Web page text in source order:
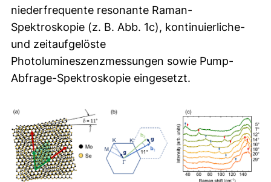
niederfrequente resonante Raman-
Spektroskopie (z. B. Abb. 1c), kontinuierliche-
und zeitaufgelöste
Photolumineszenzmessungen sowie Pump-
Abfrage-Spektroskopie eingesetzt.